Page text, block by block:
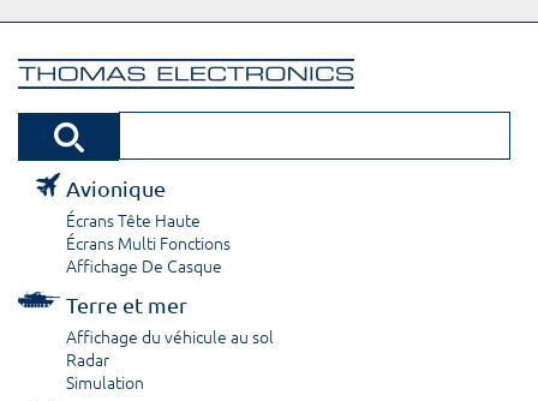
Avionique
Écrans Tête Haute
Écrans Multi Fonctions
Affichage De Casque
Terre et mer
Affichage du véhicule au sol
Radar
Simulation